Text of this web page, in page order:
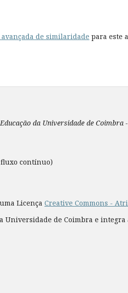
de similaridade para este
da Universidade de Coimbra -
contínuo)
Licença Creative Commons -
Universidade de Coimbra e integra